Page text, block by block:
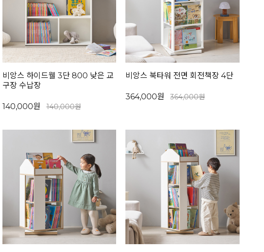
비앙스 하이드웰 3단 800 낮은 교
구장 수납장
140,000원 140,000원
비앙스 북타워 전면 회전책장 4단
364,000원 364,000원